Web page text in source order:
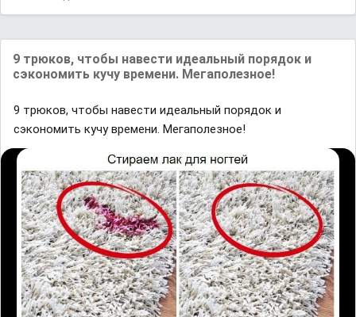
9 трюков, чтобы навести идеальный порядок и
сэкономить кучу времени. Мегаполезное!
9 трюков, чтобы навести идеальный порядок и
сэкономить кучу времени. Мегаполезное!